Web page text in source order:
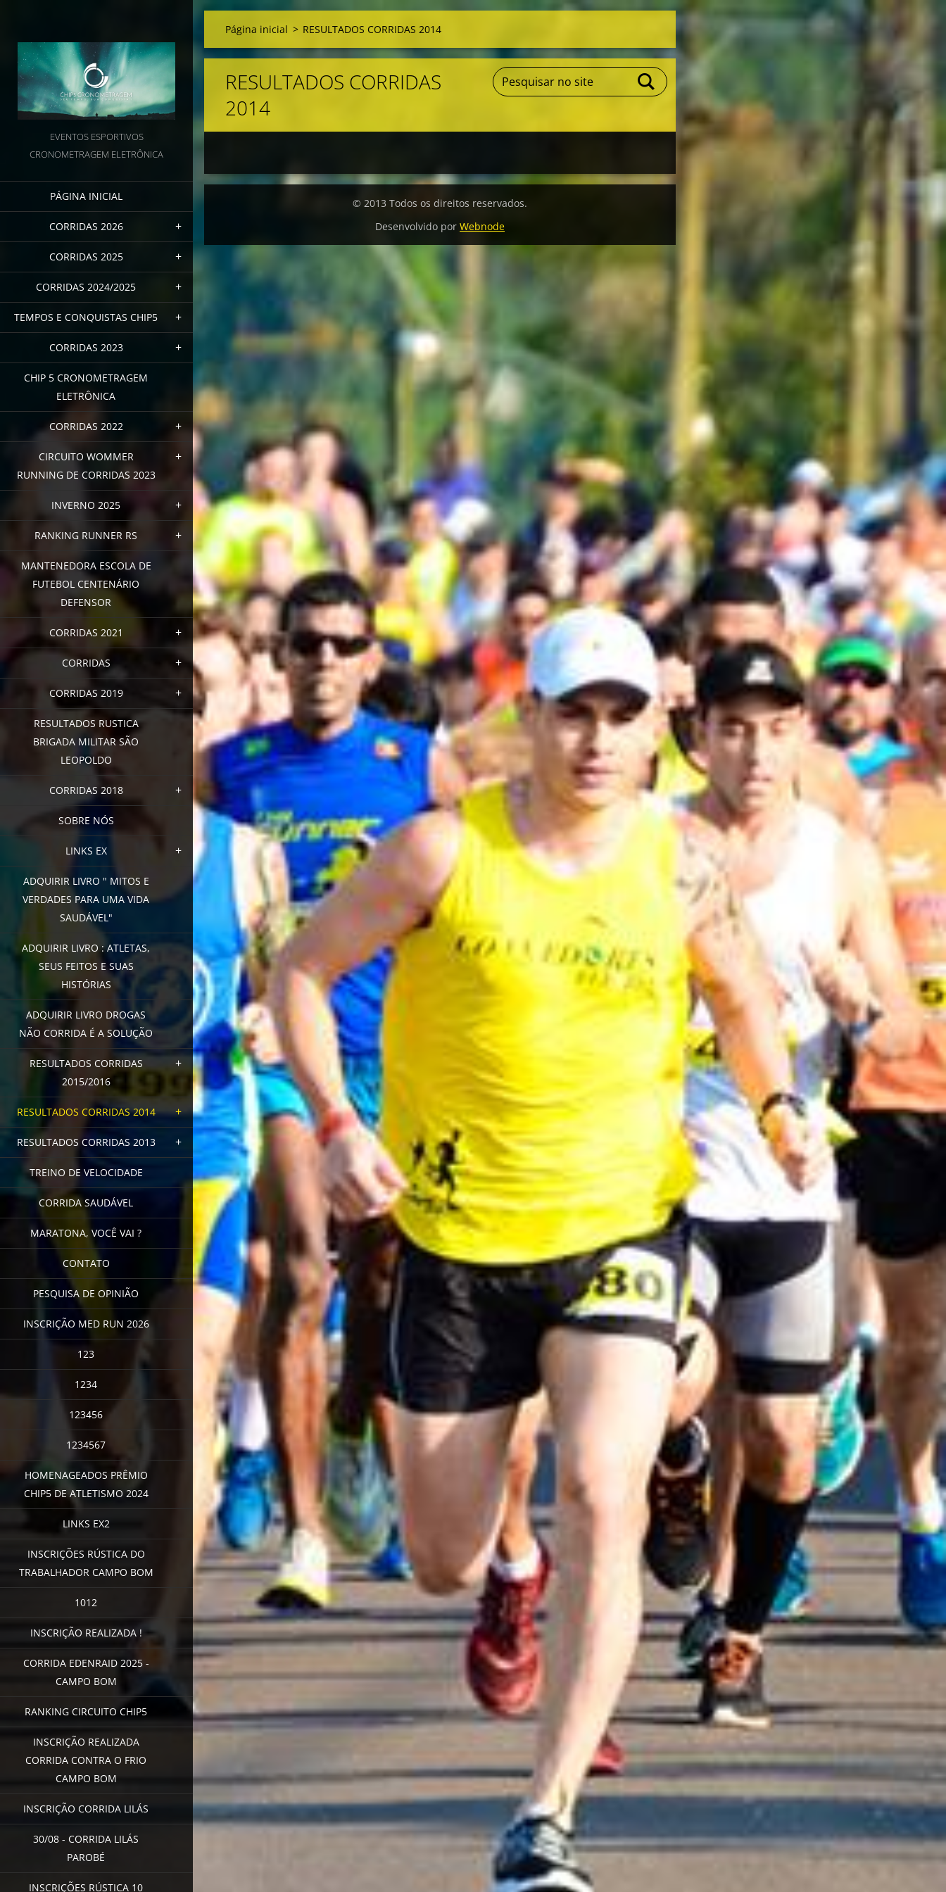
EVENTOS ESPORTIVOS
CRONOMETRAGEM ELETRÔNICA
PÁGINA INICIAL
CORRIDAS 2026
CORRIDAS 2025
CORRIDAS 2024/2025
TEMPOS E CONQUISTAS CHIP5
CORRIDAS 2023
CHIP 5 CRONOMETRAGEM
ELETRÔNICA
CORRIDAS 2022
CIRCUITO WOMMER
RUNNING DE CORRIDAS 2023
INVERNO 2025
RANKING RUNNER RS
MANTENEDORA ESCOLA DE
FUTEBOL CENTENÁRIO
DEFENSOR
CORRIDAS 2021
CORRIDAS
CORRIDAS 2019
RESULTADOS RUSTICA
BRIGADA MILITAR SÃO
LEOPOLDO
CORRIDAS 2018
SOBRE NÓS
LINKS EX
ADQUIRIR LIVRO " MITOS E
VERDADES PARA UMA VIDA
SAUDÁVEL"
ADQUIRIR LIVRO : ATLETAS,
SEUS FEITOS E SUAS
HISTÓRIAS
ADQUIRIR LIVRO DROGAS
NÃO CORRIDA É A SOLUÇÃO
RESULTADOS CORRIDAS
2015/2016
RESULTADOS CORRIDAS 2014
RESULTADOS CORRIDAS 2013
TREINO DE VELOCIDADE
CORRIDA SAUDÁVEL
MARATONA, VOCÊ VAI ?
CONTATO
PESQUISA DE OPINIÃO
INSCRIÇÃO MED RUN 2026
123
1234
123456
1234567
HOMENAGEADOS PRÊMIO
CHIP5 DE ATLETISMO 2024
LINKS EX2
INSCRIÇÕES RÚSTICA DO
TRABALHADOR CAMPO BOM
1012
INSCRIÇÃO REALIZADA !
CORRIDA EDENRAID 2025 -
CAMPO BOM
RANKING CIRCUITO CHIP5
INSCRIÇÃO REALIZADA
CORRIDA CONTRA O FRIO
CAMPO BOM
INSCRIÇÃO CORRIDA LILÁS
30/08 - CORRIDA LILÁS
PAROBÉ
INSCRIÇÕES RÚSTICA 10
Página inicial > RESULTADOS CORRIDAS 2014
RESULTADOS CORRIDAS
2014
© 2013 Todos os direitos reservados.
Desenvolvido por Webnode